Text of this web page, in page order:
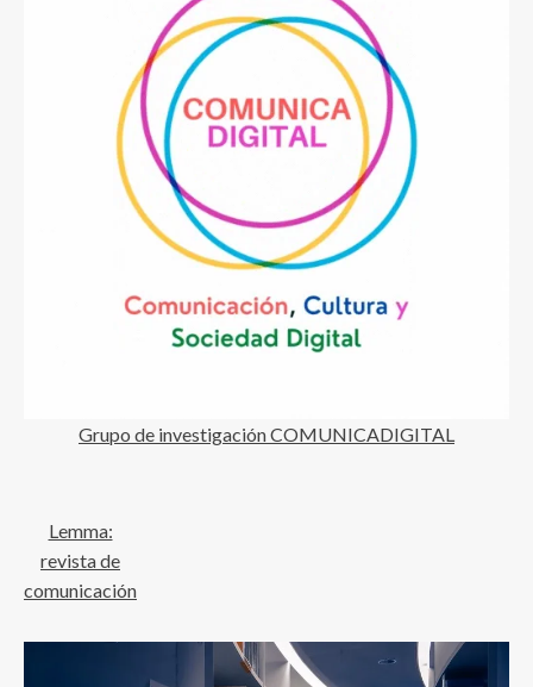
Grupo de investigación COMUNICADIGITAL
Lemma:
revista de
comunicación